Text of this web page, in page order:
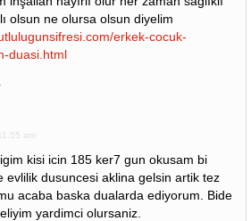
olsun ne olursa olsun diyelim
erkek-cocuk-
duasi.html
am
kisi icin 185 ker7 gun okusam bi
evlilik dusuncesi aklina gelsin artik tez
acaba baska dualarda ediyorum. Bide
yardimci olursaniz.